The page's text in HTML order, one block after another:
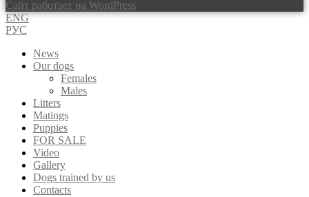
Сайт работает на WordPress
ENG
РУС
News
Our dogs
Females
Males
Litters
Matings
Puppies
FOR SALE
Video
Gallery
Dogs trained by us
Contacts